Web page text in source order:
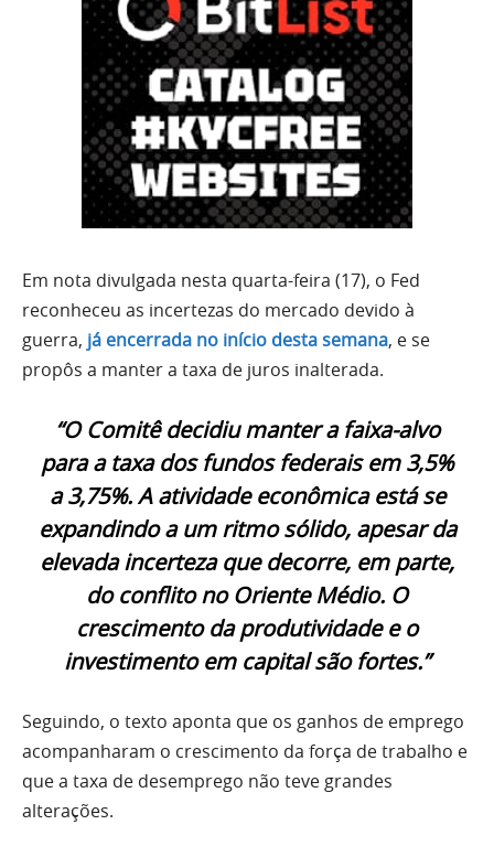
Em nota divulgada nesta quarta-feira (17), o Fed
reconheceu as incertezas do mercado devido à
guerra, já encerrada no início desta semana, e se
propôs a manter a taxa de juros inalterada.
“O Comitê decidiu manter a faixa-alvo
para a taxa dos fundos federais em 3,5%
a 3,75%. A atividade econômica está se
expandindo a um ritmo sólido, apesar da
elevada incerteza que decorre, em parte,
do conflito no Oriente Médio. O
crescimento da produtividade e o
investimento em capital são fortes.”
Seguindo, o texto aponta que os ganhos de emprego
acompanharam o crescimento da força de trabalho e
que a taxa de desemprego não teve grandes
alterações.